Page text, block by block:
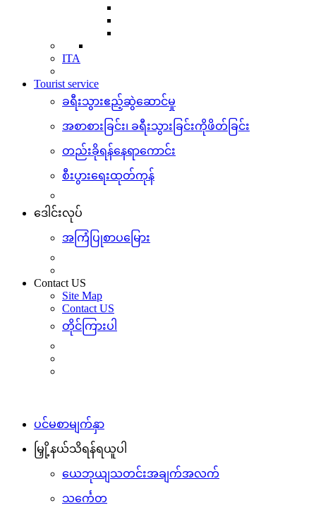
ITA
Tourist service
ခရီးသွားဧည့်ဆွဲဆောင်မှု
အစာစားခြင်း၊ ခရီးသွားခြင်းကိုဖိတ်ခြင်း
တည်းခိုရန်နေရာကောင်း
စီးပွားရေးထုတ်ကုန်
ဒေါင်းလုပ်
အကြံပြုစာပမြေား
Contact US
Site Map
Contact US
တိုင်ကြားပါ
ပင်မစာမျက်နှာ
မြှို့နယ်သိရန်ရယူပါ
ယေဘုယျသတင်းအချက်အလက်
သင်္ကေတ